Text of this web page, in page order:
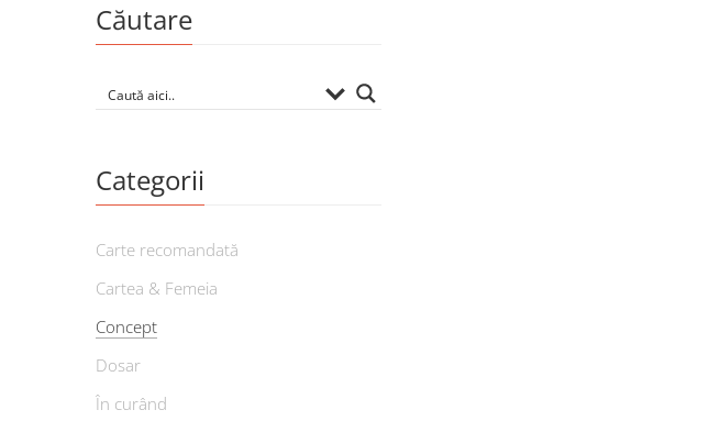
Căutare
Categorii
Carte recomandată
Cartea & Femeia
Concept
Dosar
În curând